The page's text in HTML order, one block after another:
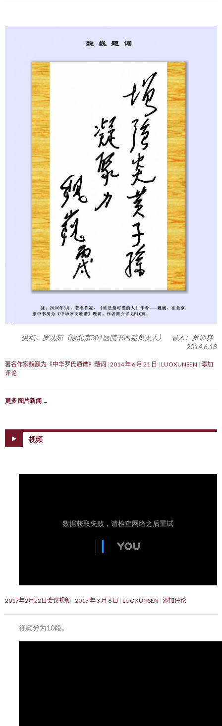
供稿：罗沈茹（原北京301医院书画苑负责人） 录入：罗训森
2014.6.18
著名作家魏巍为《中华罗氏通谱》题词 2014 年 6 月 21 日 LUOXUNSEN 添加
评论
更多 图片新闻 →
视频
2017年2月22日会议视频 2017 年 3 月 6 日 LUOXUNSEN 添加评论
视频分为10段。